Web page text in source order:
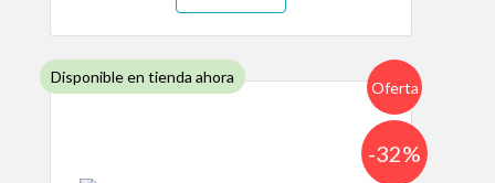
Disponible en tienda ahora
Oferta
-32%